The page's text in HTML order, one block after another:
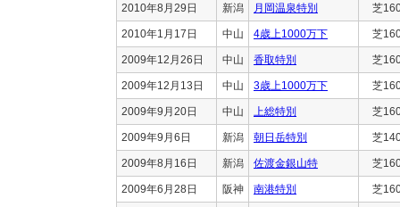
2010年8月29日 新潟 月岡温泉特別 芝
2010年1月17日 中山 4歳上1000万下 芝
2009年12月26日 中山 香取特別 芝
2009年12月13日 中山 3歳上1000万下 芝
2009年9月20日 中山 上総特別 芝
2009年9月6日 新潟 朝日岳特別 芝
2009年8月16日 新潟 佐渡金銀山特 芝
2009年6月28日 阪神 南港特別 芝